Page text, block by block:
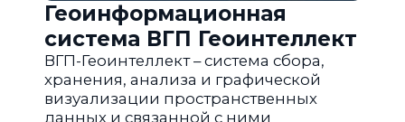
Геоинформационная
система ВГП Геоинтеллект
ВГП-Геоинтеллект – система сбора,
хранения, анализа и графической
визуализации пространственных
данных и связанной с ними